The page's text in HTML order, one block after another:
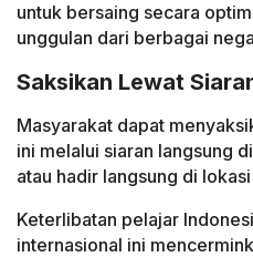
untuk bersaing secara
unggulan dari berbagai
Saksikan Lewat
Masyarakat dapat
ini melalui siaran langsung
atau hadir langsung di
Keterlibatan pelajar
internasional ini